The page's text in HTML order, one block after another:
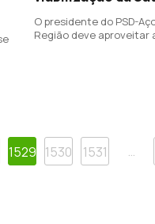
O presidente do PSD-
Região deve aproveitar
1529 1530 1531 …